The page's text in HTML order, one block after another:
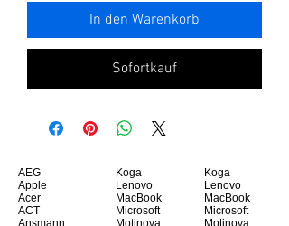
In den Warenkorb
Sofortkauf
AEG
Apple
Acer
ACT
Koga
Lenovo
MacBook
Microsoft
Koga
Lenovo
MacBook
Microsoft